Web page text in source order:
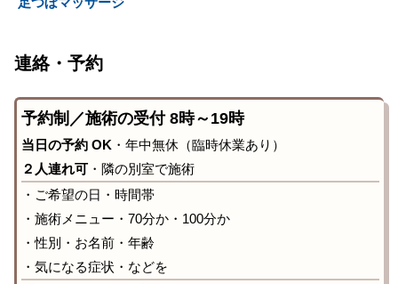
連絡・予約
予約制／施術の受付 8時～19時
当日の予約 OK ・年中無休（臨時休業あり）
２人連れ可 ・隣の別室で施術
・ご希望の日・時間帯
・施術メニュー・70分か・100分か
・性別・お名前・年齢
・気になる症状・などを